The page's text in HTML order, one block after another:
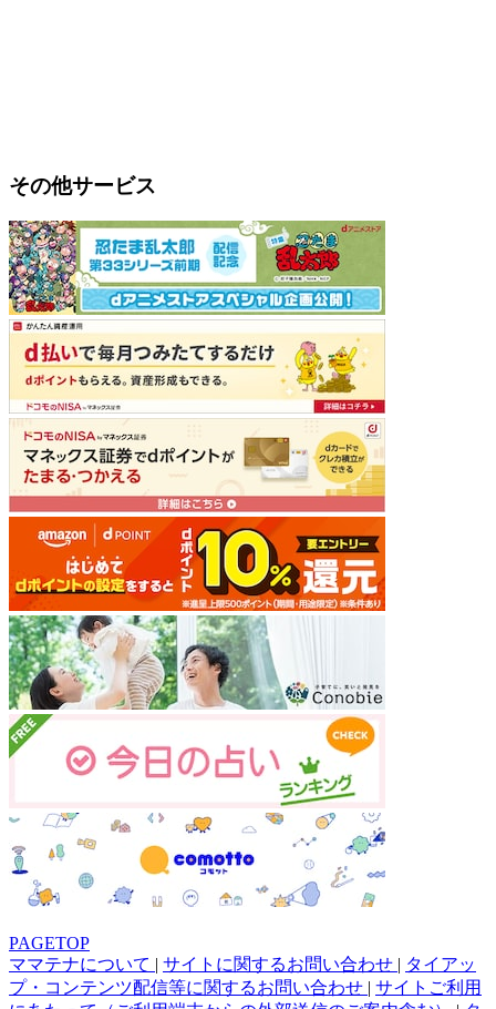
その他サービス
PAGETOP
ママテナについて | サイトに関するお問い合わせ | タイアッ
プ・コンテンツ配信等に関するお問い合わせ | サイトご利用